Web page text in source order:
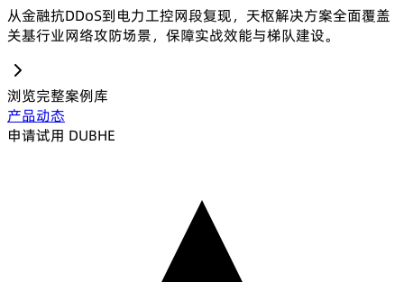
从金融抗DDoS到电力工控网段复现，天枢解决方案全面覆盖
关基行业网络攻防场景，保障实战效能与梯队建设。
浏览完整案例库
产品动态
申请试用 DUBHE